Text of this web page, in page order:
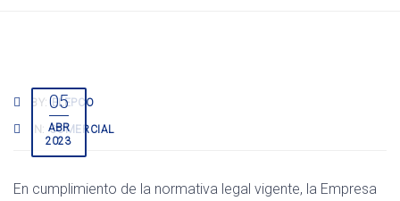
05
ABR
2023
BY:ELEPCO
IN:COMERCIAL
En cumplimiento de la normativa legal vigente, la Empresa